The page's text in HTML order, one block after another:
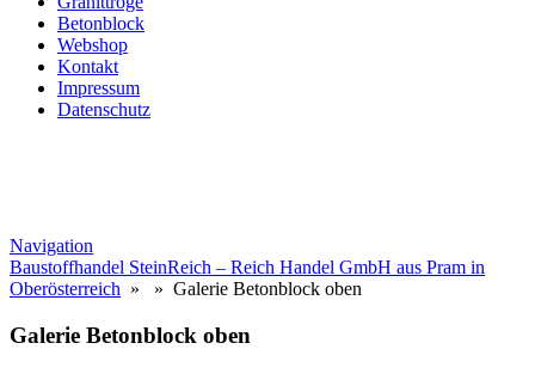
Betonblock
Webshop
Kontakt
Impressum
Datenschutz
Navigation
Baustoffhandel SteinReich – Reich Handel GmbH aus Pram in
Oberösterreich » » Galerie Betonblock oben
Galerie Betonblock oben